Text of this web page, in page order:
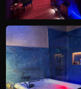
eróticos?